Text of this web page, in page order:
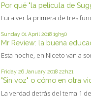
Por qué "la película de
Fui a ver la primera de tres
Sunday 01 April 2018 19h50
Mr Review: la buena
Esta noche, en Niceto van a
Friday 26 January 2018 22h21
"Sin voz" o cómo en otra
La verdad detrás del tema 1 de